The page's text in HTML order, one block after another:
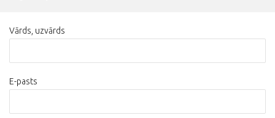
Vārds, uzvārds
E-pasts